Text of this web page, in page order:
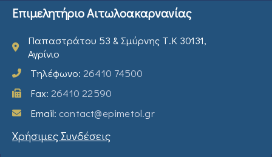
Επιμελητήριο Αιτωλοακαρνανίας
Παπαστράτου 53 & Σμύρνης Τ.Κ 30131,
Αγρίνιο
Τηλέφωνο: 26410 74500
Fax: 26410 22590
Email: contact@epimetol.gr
Χρήσιμες Συνδέσεις